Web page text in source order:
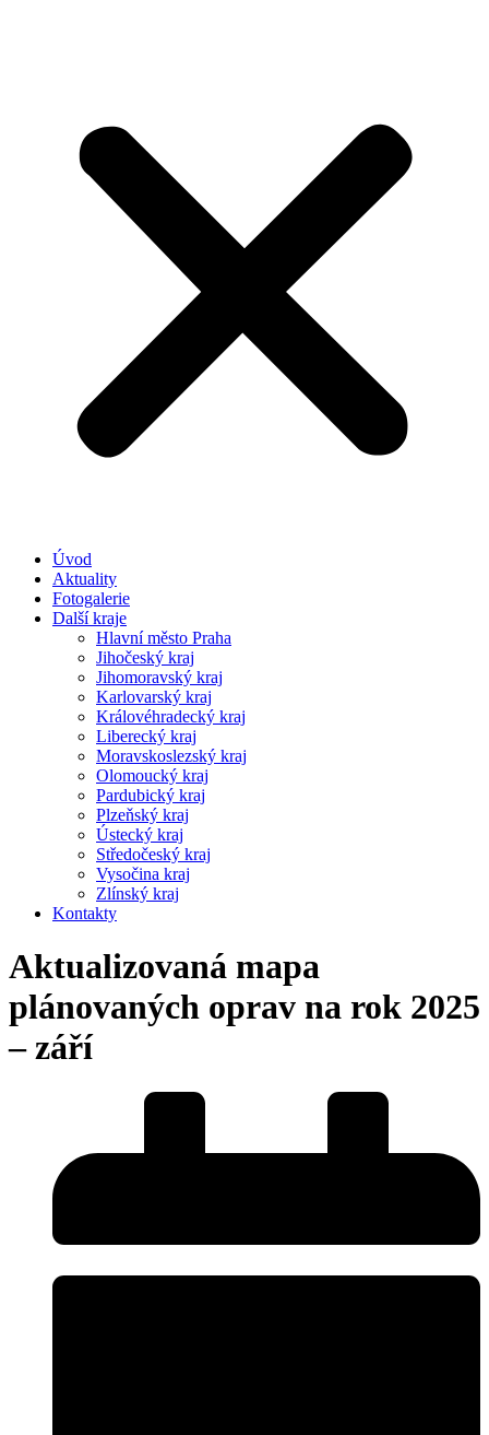
Úvod
Aktuality
Fotogalerie
Další kraje
Hlavní město Praha
Jihočeský kraj
Jihomoravský kraj
Karlovarský kraj
Královéhradecký kraj
Liberecký kraj
Moravskoslezský kraj
Olomoucký kraj
Pardubický kraj
Plzeňský kraj
Ústecký kraj
Středočeský kraj
Vysočina kraj
Zlínský kraj
Kontakty
Aktualizovaná mapa
plánovaných oprav na rok 2025
– září